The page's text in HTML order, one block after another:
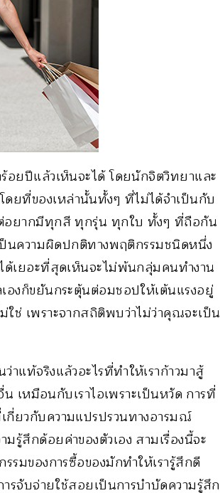
ยปีแล้วเห็นจะได้ โดยนักจิตวิทยาและ
ยที่ของเหล่านั้นทั้งๆ ที่ไม่ได้จำเป็นกับ
ต่อยากมีทุกสี ทุกรุ่น ทุกใบ ทั้งๆ ที่ถือกัน
นความผิดปกติทางพฤติกรรมชนิดหนึ่ง
เยอะที่สุดเห็นจะไม่พ้นกลุ่มคนทำงาน
องก็ขยันกระตุ้นต่อมชอปให้เต้นแรงอยู่
ช่ เพราะจากสถิติพบว่าไม่ว่าคุณจะเป็น
แท้จริงแล้วอะไรที่ทำให้เราก้าวมาสู้
เหมือนกับเราไอเพราะเป็นหวัด การที่
ยวกับความแปรปรวนทางอารมณ์
รู้สึกด้อยค่าของตัวเอง สามเรื่องนี้จะ
มของการซื้อของมักทำให้เรารู้สึกดี
รจับจ่ายใช้สอยเป็นการบำบัดความรู้สึก